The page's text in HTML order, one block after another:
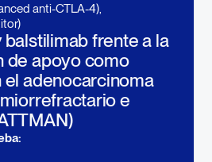
anti-CTLA-4)
frente a la
de apoyo como
adenocarcinoma
e